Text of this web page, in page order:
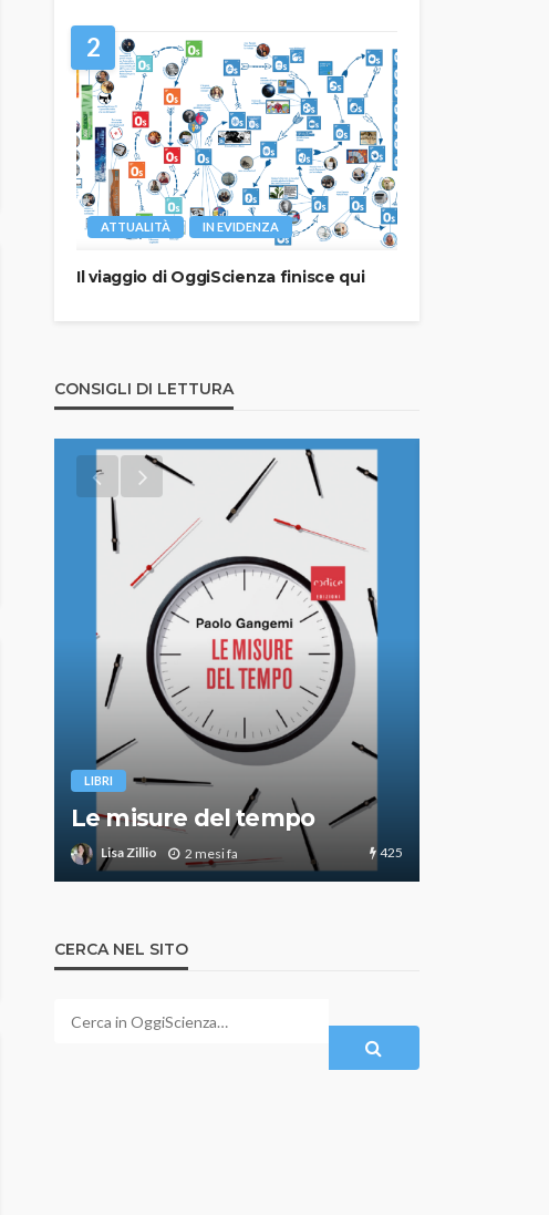
2
ATTUALITÀ IN EVIDENZA
Il viaggio di OggiScienza finisce qui
CONSIGLI DI LETTURA
LIBRI
Le misure del tempo
Lisa Zillio 2 mesi fa 425
CERCA NEL SITO